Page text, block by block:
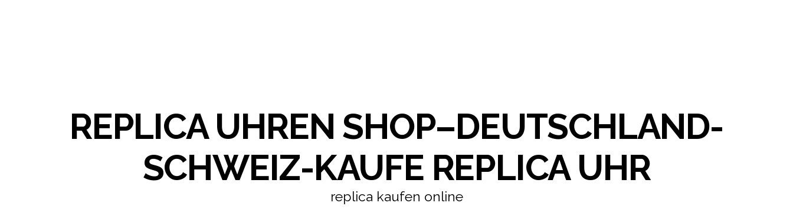
REPLICA UHREN SHOP–DEUTSCHLAND-
SCHWEIZ-KAUFE REPLICA UHR
replica kaufen online